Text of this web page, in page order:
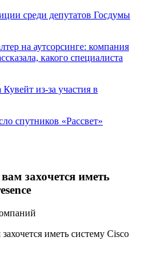
среди депутатов Госдумы
на аутсорсинге: компания
какого специалиста
из-за участия в
спутников «Рассвет»
захочется иметь